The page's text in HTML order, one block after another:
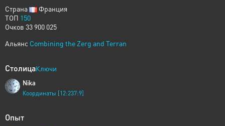
Страна
Франция
ТОП 150
Очков 33 900 025
Альянс Combining the Zerg and Terran
СтолицаКлючи
Nika
Координаты [12:237:9]
Опыт